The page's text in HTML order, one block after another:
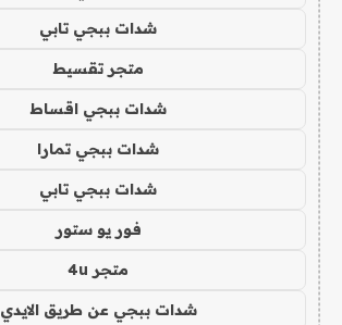
شدات ببجي تابي
متجر تقسيط
شدات ببجي اقساط
شدات ببجي تمارا
شدات ببجي تابي
فور يو ستور
متجر 4u
شدات ببجي عن طريق الايدي